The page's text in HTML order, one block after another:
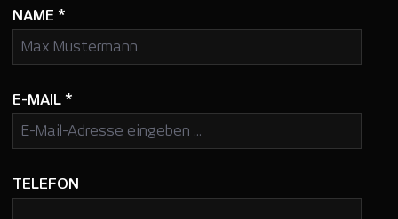
NAME*
E-MAIL*
TELEFON